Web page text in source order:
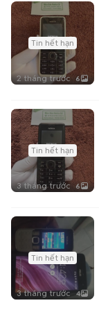
Tin hết hạn
2 tháng trước 6
Tin hết hạn
3 tháng trước 6
Tin hết hạn
3 tháng trước 4